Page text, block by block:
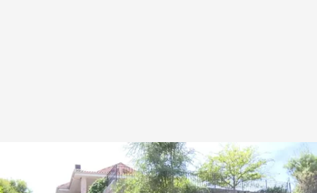
Encuentran el cuerpo de Raquel en un zulo de su chalet en Madrid